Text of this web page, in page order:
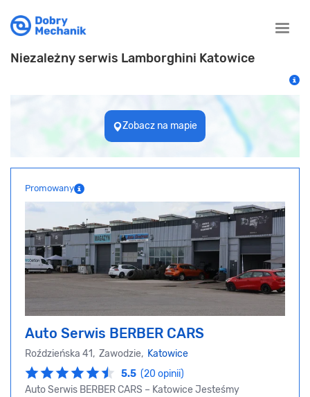
Toggle
Niezależny serwis Lamborghini Katowice
Zobacz na mapie
Promowany
Auto Serwis BERBER CARS
Roździeńska 41, Zawodzie, Katowice
5.5 (20 opinii)
Auto Serwis BERBER CARS – Katowice Jesteśmy